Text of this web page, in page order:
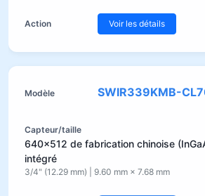
Voir les détails
SWIR339KMB-
640×512 de fabrication chinoise
intégré
3/4" (12.29 mm) | 9.60 mm × 7.68 mm